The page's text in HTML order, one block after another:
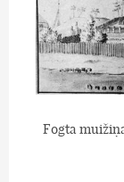
Fogta